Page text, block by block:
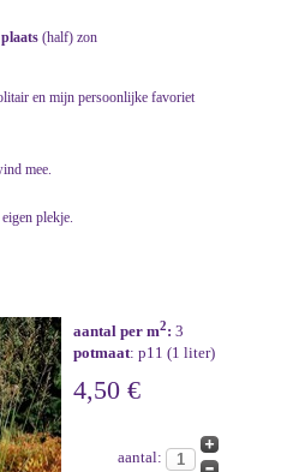
plaats (half) zon
en mijn persoonlijke favoriet
mee.
plekje.
aantal per m2: 3
potmaat: p11 (1 liter)
4,50 €
aantal: